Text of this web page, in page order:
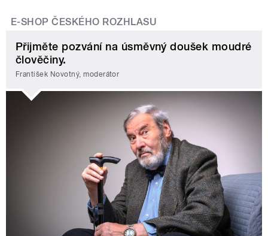
E-SHOP ČESKÉHO ROZHLASU
Přijměte pozvání na úsměvný doušek moudré
člověčiny.
František Novotný, moderátor